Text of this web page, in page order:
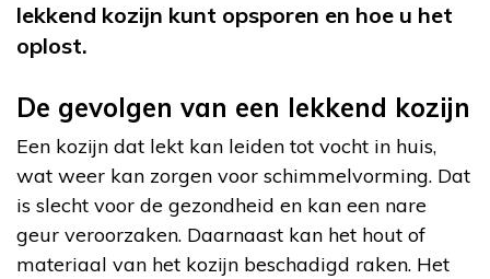
lekkend kozijn kunt opsporen en hoe u het
oplost.
De gevolgen van een lekkend kozijn
Een kozijn dat lekt kan leiden tot vocht in huis,
wat weer kan zorgen voor schimmelvorming. Dat
is slecht voor de gezondheid en kan een nare
geur veroorzaken. Daarnaast kan het hout of
materiaal van het kozijn beschadigd raken. Het